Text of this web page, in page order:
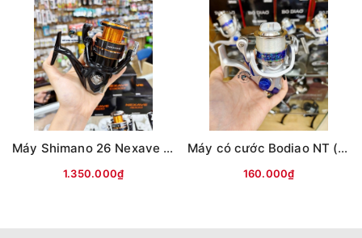
Máy Shimano 26 Nexave Đen cam(hộp Đen)
1.350.000₫
Máy có cước Bodiao NT (Bạc)
160.000₫